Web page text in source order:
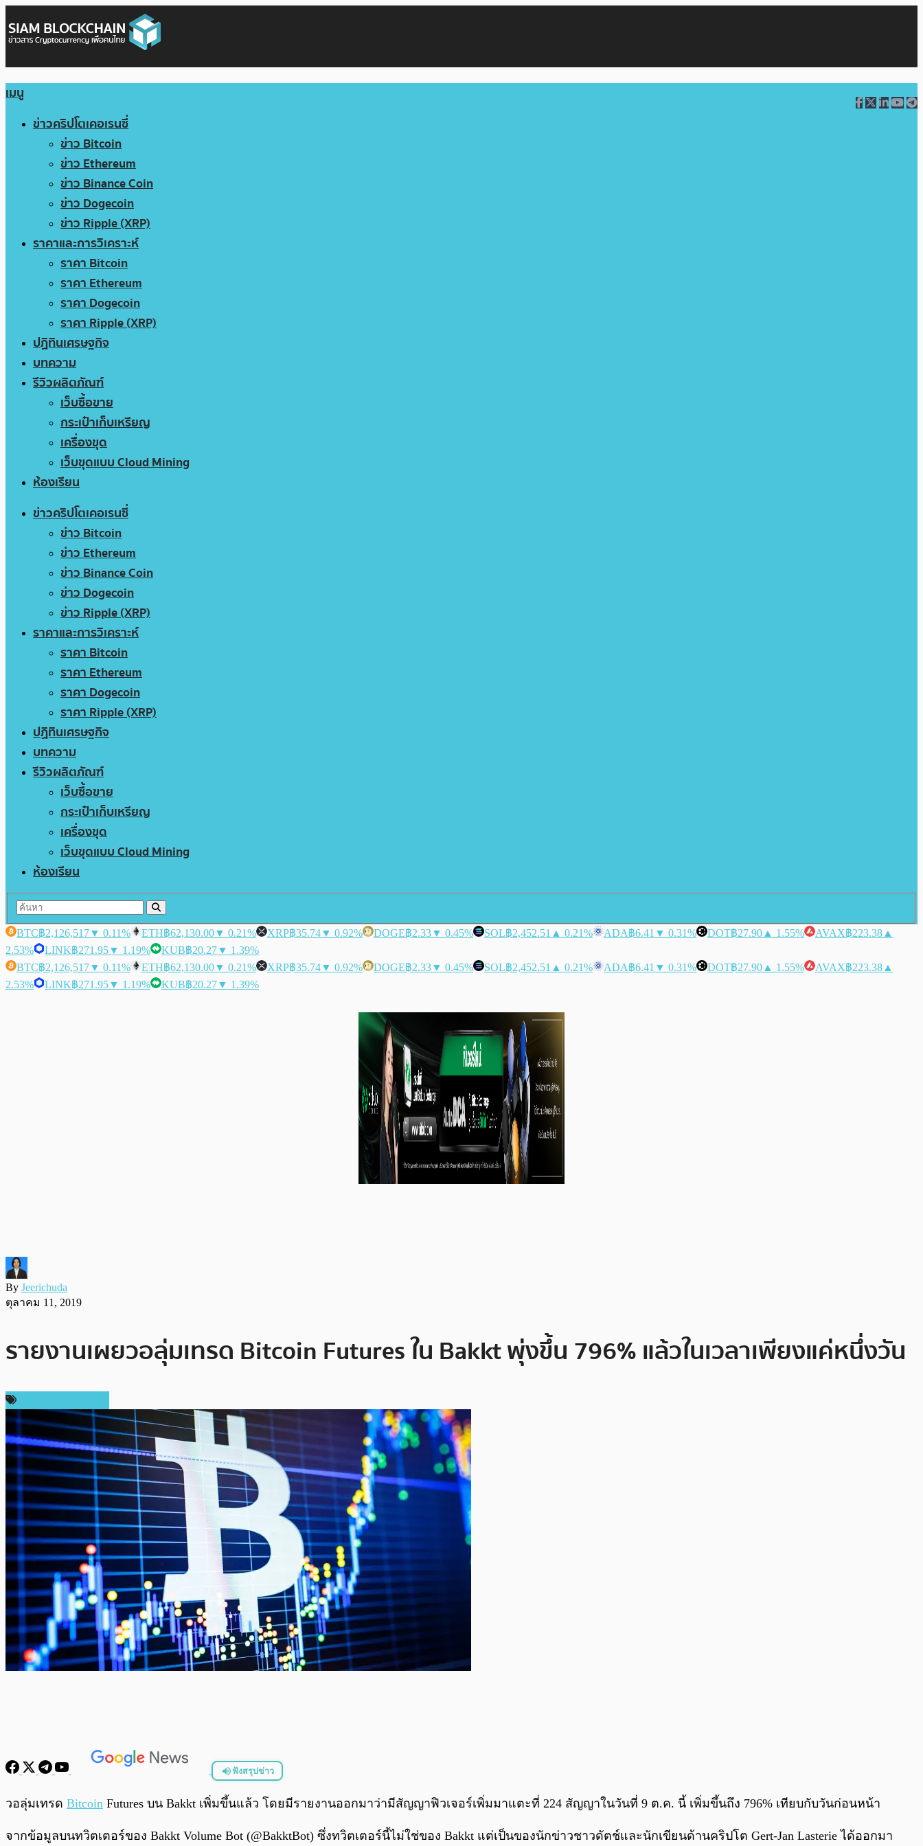
เมนู
ข่าวคริปโตเคอเรนซี่
ข่าว Bitcoin
ข่าว Ethereum
ข่าว Binance Coin
ข่าว Dogecoin
ข่าว Ripple (XRP)
ราคาและการวิเคราะห์
ราคา Bitcoin
ราคา Ethereum
ราคา Dogecoin
ราคา Ripple (XRP)
ปฏิทินเศรษฐกิจ
บทความ
รีวิวผลิตภัณฑ์
เว็บซื้อขาย
กระเป๋าเก็บเหรียญ
เครื่องขุด
เว็บขุดแบบ Cloud Mining
ห้องเรียน
ข่าวคริปโตเคอเรนซี่
ข่าว Bitcoin
ข่าว Ethereum
ข่าว Binance Coin
ข่าว Dogecoin
ข่าว Ripple (XRP)
ราคาและการวิเคราะห์
ราคา Bitcoin
ราคา Ethereum
ราคา Dogecoin
ราคา Ripple (XRP)
ปฏิทินเศรษฐกิจ
บทความ
รีวิวผลิตภัณฑ์
เว็บซื้อขาย
กระเป๋าเก็บเหรียญ
เครื่องขุด
เว็บขุดแบบ Cloud Mining
ห้องเรียน
BTC฿2,126,517▼ 0.11% ETH฿62,130.00▼ 0.21% XRP฿35.74▼ 0.92% DOGE฿2.33▼ 0.45% SOL฿2,452.51 ▲ 0.21% ADA฿6.41 ▼ 0.31% DOT฿27.90 ▲ 1.55% AVAX฿223.38 ▲
2.53%
LINK฿271.95▼ 1.19% KUB฿20.27▼ 1.39%
BTC฿2,126,517▼ 0.11% ETH฿62,130.00▼ 0.21% XRP฿35.74▼ 0.92% DOGE฿2.33▼ 0.45% SOL฿2,452.51 ▲ 0.21% ADA฿6.41 ▼ 0.31% DOT฿27.90 ▲ 1.55% AVAX฿223.38 ▲
2.53%
LINK฿271.95▼ 1.19% KUB฿20.27▼ 1.39%
By Jeerichuda
ตุลาคม 11, 2019
รายงานเผยวอลุ่มเทรด Bitcoin Futures ใน Bakkt พุ่งขึ้น 796% แล้วในเวลาเพียงแค่หนึ่งวัน
ฟังสรุปข่าว
พร้อมเล่น 0:00 0:00
วอลุ่มเทรด Bitcoin Futures บน Bakkt เพิ่มขึ้นแล้ว โดยมีรายงานออกมาว่ามีสัญญาฟิวเจอร์เพิ่มมาแตะที่ 224 สัญญาในวันที่ 9 ต.ค. นี้ เพิ่มขึ้นถึง 796% เทียบกับวันก่อนหน้า
จากข้อมูลบนทวิตเตอร์ของ Bakkt Volume Bot (@BakktBot) ซึ่งทวิตเตอร์นี้ไม่ใช่ของ Bakkt แต่เป็นของนักข่าวชาวดัตช์และนักเขียนด้านคริปโต Gert-Jan Lasterie ได้ออกมา